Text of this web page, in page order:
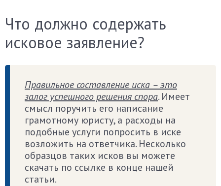
Что должно содержать
исковое заявление?
Правильное составление иска – это
залог успешного решения спора. Имеет
смысл поручить его написание
грамотному юристу, а расходы на
подобные услуги попросить в иске
возложить на ответчика. Несколько
образцов таких исков вы можете
скачать по ссылке в конце нашей
статьи.